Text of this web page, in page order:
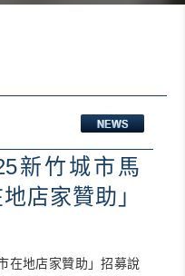
新竹城市馬
店家贊助」
在地店家贊助」招募說